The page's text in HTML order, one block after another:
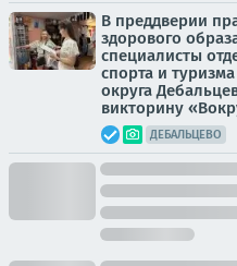
В преддверии
здорового
специалисты
спорта и
округа
викторину
ДЕБАЛЬЦЕВО